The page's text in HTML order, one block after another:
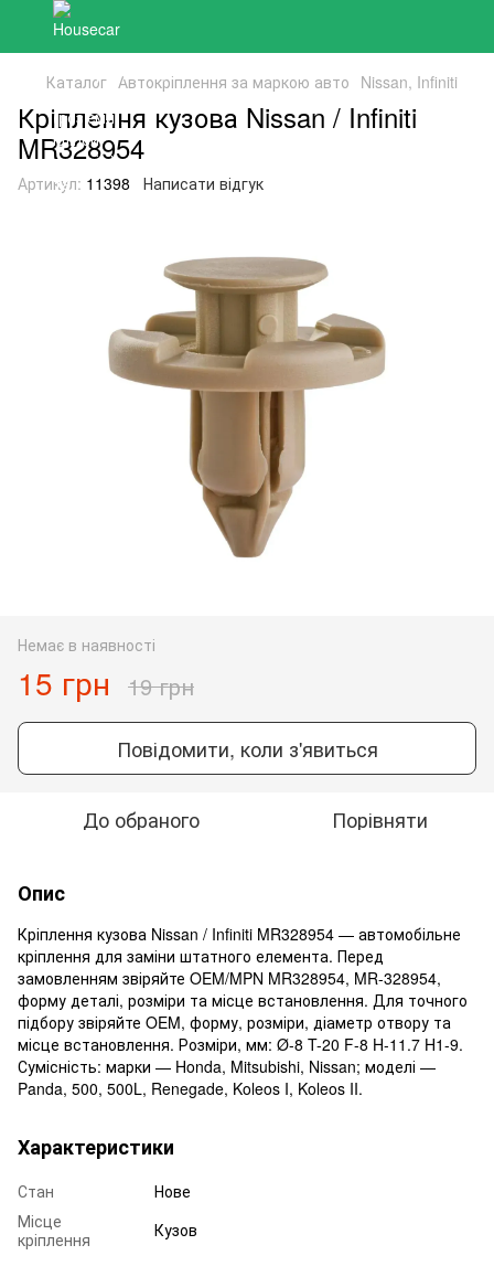
Каталог Автокріплення за маркою авто Nissan, Infiniti
Кріплення кузова Nissan / Infiniti
MR328954
Артикул: 11398 Написати відгук
Немає в наявності
15 грн 19 грн
Повідомити, коли з'явиться
До обраного Порівняти
Опис
Кріплення кузова Nissan / Infiniti MR328954 — автомобільне
кріплення для заміни штатного елемента. Перед
замовленням звіряйте OEM/MPN MR328954, MR-328954,
форму деталі, розміри та місце встановлення. Для точного
підбору звіряйте OEM, форму, розміри, діаметр отвору та
місце встановлення. Розміри, мм: Ø-8 T-20 F-8 H-11.7 H1-9.
Сумісність: марки — Honda, Mitsubishi, Nissan; моделі —
Panda, 500, 500L, Renegade, Koleos I, Koleos II.
Характеристики
Стан
Нове
Місце
кріплення
Кузов